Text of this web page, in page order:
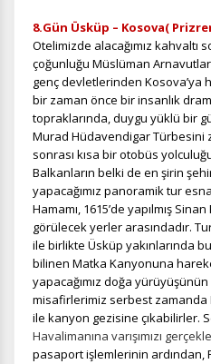
8.Gün Üsküp – Kosova(
Otelimizde alacağımız kahvaltı
çoğunluğu Müslüman
genç devletlerinden Kosova’ya
bir zaman önce bir insanlık
topraklarında, duygu yüklü bir
Murad Hüdavendigar Türbesini
sonrası kısa bir otobüs
Balkanların belki de en şirin
yapacağımız panoramik tur
Hamamı, 1615’de yapılmış
görülecek yerler arasındadır.
ile birlikte Üsküp yakınlarında
bilinen Matka Kanyonuna
yapacağımız doğa
misafirlerimiz serbest zamanda
ile kanyon gezisine çıkabilirler.
Havalimanına varışımızı
pasaport işlemlerinin ardından,